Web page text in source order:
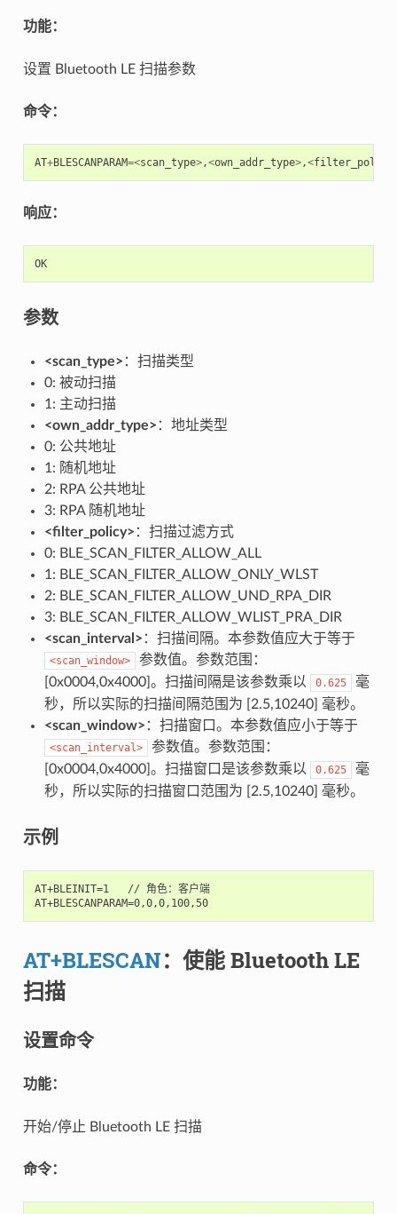
功能：
设置 Bluetooth LE 扫描参数
命令：
AT+BLESCANPARAM=<scan_type>,<own_addr_type>,<filter_policy
响应：
OK
参数
<scan_type> ：扫描类型
0: 被动扫描
1: 主动扫描
<own_addr_type> ：地址类型
0: 公共地址
1: 随机地址
2: RPA 公共地址
3: RPA 随机地址
<filter_policy> ：扫描过滤方式
0: BLE_SCAN_FILTER_ALLOW_ALL
1: BLE_SCAN_FILTER_ALLOW_ONLY_WLST
2: BLE_SCAN_FILTER_ALLOW_UND_RPA_DIR
3: BLE_SCAN_FILTER_ALLOW_WLIST_PRA_DIR
<scan_interval> ：扫描间隔。本参数值应大于等于
<scan_window>
参数值。参数范围：
[0x0004,0x4000]。扫描间隔是该参数乘以
0.625
毫
秒，所以实际的扫描间隔范围为 [2.5,10240] 毫秒。
<scan_window> ：扫描窗口。本参数值应小于等于
<scan_interval>
参数值。参数范围：
[0x0004,0x4000]。扫描窗口是该参数乘以
0.625
毫
秒，所以实际的扫描窗口范围为 [2.5,10240] 毫秒。
示例
AT+BLEINIT=1   // 角色：客户端
AT+BLESCANPARAM=0,0,0,100,50
AT+BLESCAN：使能 Bluetooth LE
扫描
设置命令
功能：
开始/停止 Bluetooth LE 扫描
命令：